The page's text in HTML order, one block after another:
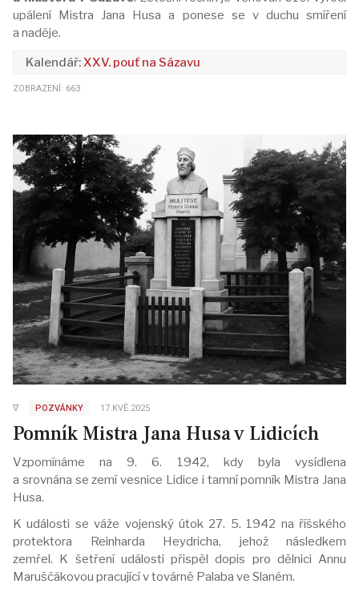
upálení Mistra Jana Husa a ponese se v duchu smíření
a naděje.
XXV. pouť na Sázavu
ZOBRAZENÍ: 663
∇ POZVÁNKY 17.KVĚ.2025
Pomník Mistra Jana Husa v Lidicích
Vzpomínáme na 9. 6. 1942, kdy byla vysídlena
a srovnána se zemí vesnice Lidice i tamní pomník Mistra Jana
Husa.
K události se váže vojenský útok 27. 5. 1942 na říšského
protektora Reinharda Heydricha, jehož následkem
zemřel. K šetření události přispěl dopis pro dělnici Annu
Maruščákovou pracující v továrně Palaba ve Slaném.